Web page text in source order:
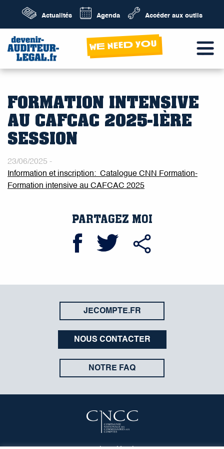
Actualités Agenda Accéder aux outils
wE neeD yOu
FORMATION INTENSIVE
AU CAFCAC 2025-1ÈRE
SESSION
23/06/2025 -
Information et inscription: Catalogue CNN Formation-
Formation intensive au CAFCAC 2025
PARTAGEZ MOI
JECOMPTE.FR
NOUS CONTACTER
NOTRE FAQ